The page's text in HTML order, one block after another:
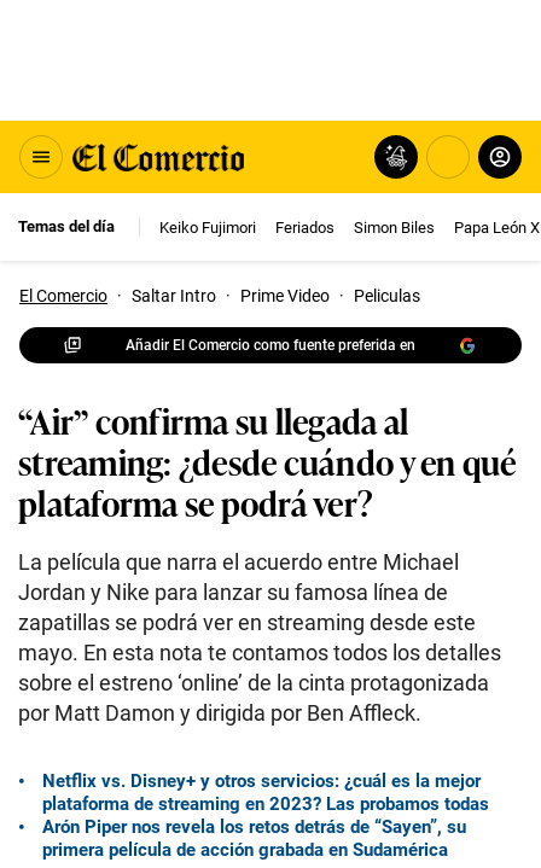
Temas del día Keiko Fujimori Feriados Simon Biles Papa León
El Comercio · Saltar Intro · Prime Video · Peliculas
Añadir El Comercio como fuente preferida en
“Air” confirma su llegada al
streaming: ¿desde cuándo y en qué
plataforma se podrá ver?
La película que narra el acuerdo entre Michael
Jordan y Nike para lanzar su famosa línea de
zapatillas se podrá ver en streaming desde este
mayo. En esta nota te contamos todos los detalles
sobre el estreno ‘online’ de la cinta protagonizada
por Matt Damon y dirigida por Ben Affleck.
Netflix vs. Disney+ y otros servicios: ¿cuál es la mejor
plataforma de streaming en 2023? Las probamos todas
Arón Piper nos revela los retos detrás de “Sayen”, su
primera película de acción grabada en Sudamérica